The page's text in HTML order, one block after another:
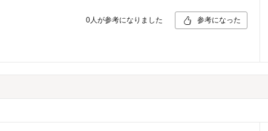
0人が参考になりました 参考になった